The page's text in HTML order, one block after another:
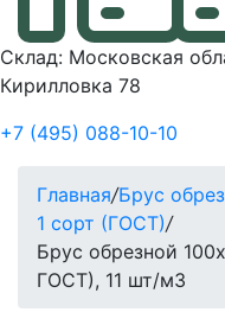
Склад: Московская
Кирилловка 78
+7 (495) 088-10-10
Главная/Брус
1 сорт (ГОСТ)/
Брус обрезной
ГОСТ), 11 шт/м3